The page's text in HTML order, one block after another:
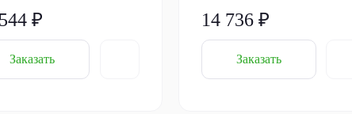
₽
Заказать
14 736 ₽
Заказать